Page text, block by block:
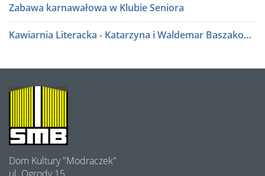
Zabawa karnawałowa w Klubie Seniora
Kawiarnia Literacka - Katarzyna i Waldemar Baszakowie
Kawiarnia Literacka - Roman Sidorkiewicz
Półki literatury - Kawiarnia Literacka
Program Edukacji Spółdzielczej 2025
O
Dom Kultury "Modraczek"